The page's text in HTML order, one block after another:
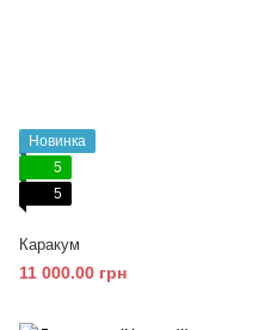
Новинка
5
5
Каракум
11 000.00 грн